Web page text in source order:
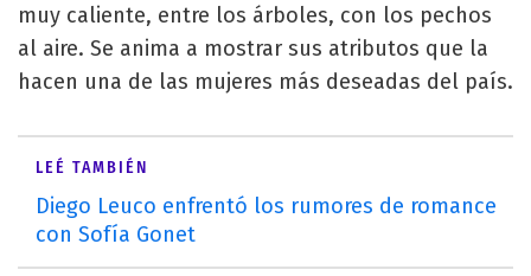
muy caliente, entre los árboles, con los pechos
al aire. Se anima a mostrar sus atributos que la
hacen una de las mujeres más deseadas del país.
LEÉ TAMBIÉN
Diego Leuco enfrentó los rumores de romance
con Sofía Gonet